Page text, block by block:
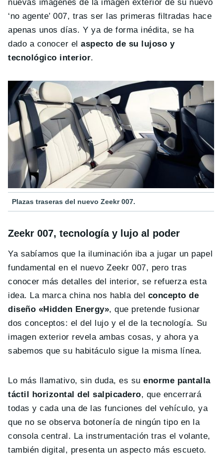
nuevas imágenes de la imagen exterior de su nuevo
‘no agente’ 007, tras ser las primeras filtradas hace
apenas unos días. Y ya de forma inédita, se ha
dado a conocer elaspecto de su lujoso y
tecnológico interior.
Plazas traseras del nuevo Zeekr 007.
Zeekr 007, tecnología y lujo al poder
Ya sabíamos que la iluminación iba a jugar un papel
fundamental en el nuevo Zeekr 007, pero tras
conocer más detalles del interior, se refuerza esta
idea. La marca china nos habla del concepto de
diseño «Hidden Energy», que pretende fusionar
dos conceptos: el del lujo y el de la tecnología. Su
imagen exterior revela ambas cosas, y ahora ya
sabemos que su habitáculo sigue la misma línea.
Lo más llamativo, sin duda, es suenorme pantalla
táctil horizontal del salpicadero, que encerrará
todas y cada una de las funciones del vehículo, ya
que no se observa botonería de ningún tipo en la
consola central. La instrumentación tras el volante,
también digital, presenta un aspecto más escueto.